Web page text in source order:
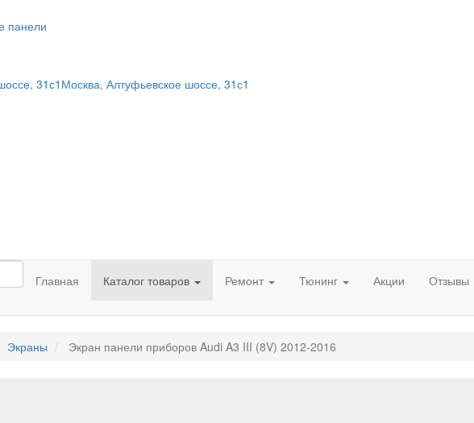
31с1 Москва, Алтуфьевское шоссе, 31с1
Главная
Каталог товаров Ремонт Тюнинг Акции Отзывы
Экраны Экран панели приборов Audi A3 III (8V) 2012-2016